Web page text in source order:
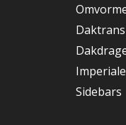
Sidebars